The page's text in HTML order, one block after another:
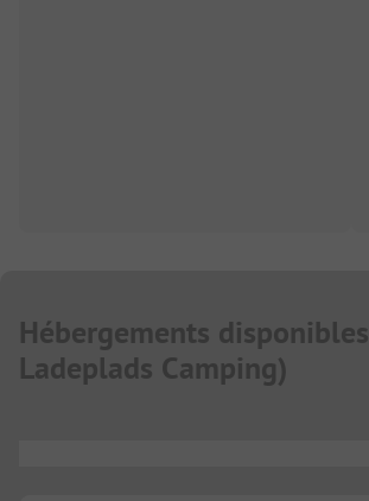
Hébergements disponibles
Ladeplads Camping)